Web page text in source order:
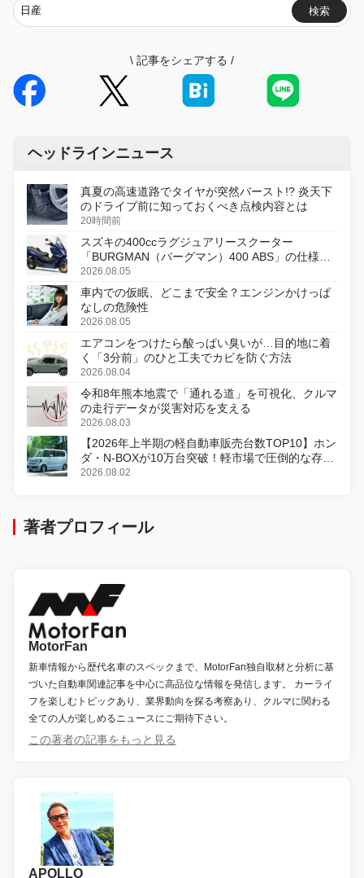
検索
\ 記事をシェアする /
ヘッドラインニュース
真夏の高速道路でタイヤが突然バースト!? 炎天下
のドライブ前に知っておくべき点検内容とは
20時間前
スズキの400ccラグジュアリースクーター
「BURGMAN（バーグマン）400 ABS」の仕様を
変更し、8月18日に発売
2026.08.05
車内での仮眠、どこまで安全？エンジンかけっぱ
なしの危険性
2026.08.05
エアコンをつけたら酸っぱい臭いが…目的地に着
く「3分前」のひと工夫でカビを防ぐ方法
2026.08.04
令和8年熊本地震で「通れる道」を可視化、クルマ
の走行データが災害対応を支える
2026.08.03
【2026年上半期の軽自動車販売台数TOP10】ホン
ダ・N-BOXが10万台突破！軽市場で圧倒的な存在
感
2026.08.02
著者プロフィール
MotorFan
新車情報から歴代名車のスペックまで、MotorFan独自取材と分析に基
づいた自動車関連記事を中心に高品位な情報を発信します。 カーライ
フを楽しむトピックあり、業界動向を探る考察あり、クルマに関わる
全ての人が楽しめるニュースにご期待下さい。
この著者の記事をもっと見る
APOLLO